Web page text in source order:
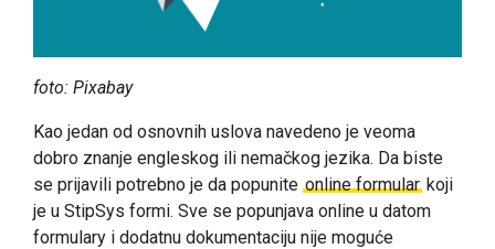
foto: Pixabay
Kao jedan od osnovnih uslova navedeno je veoma
dobro znanje engleskog ili nemačkog jezika. Da biste
se prijavili potrebno je da popunite online formular koji
je u StipSys formi. Sve se popunjava online u datom
formulary i dodatnu dokumentaciju nije moguće